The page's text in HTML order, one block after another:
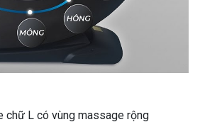
chữ L có vùng massage rộng